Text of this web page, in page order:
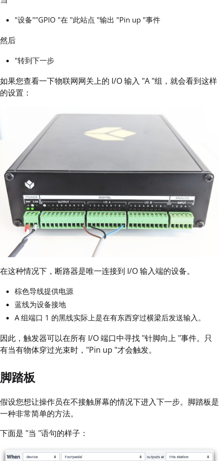
"设备""GPIO "在 "此站点 "输出 "Pin up "事件
然后
"转到下一步
如果您查看一下物联网网关上的 I/O 输入 "A "组，就会看到这样
的设置：
在这种情况下，断路器是唯一连接到 I/O 输入端的设备。
棕色导线提供电源
蓝线为设备接地
A 组端口 1 的黑线实际上是在有东西穿过横梁后发送输入。
因此，触发器可以在所有 I/O 端口中寻找 "针脚向上 "事件。只
有当有物体穿过光束时，"Pin up "才会触发。
脚踏板
假设您想让操作员在不接触屏幕的情况下进入下一步。脚踏板是
一种非常简单的方法。
下面是 "当 "语句的样子：